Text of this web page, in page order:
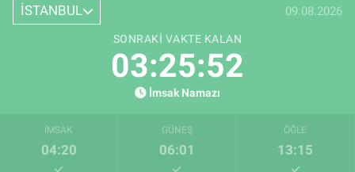
İSTANBUL 09.08.2026
SONRAKI VAKTE KALAN
03:25:52
İmsak Namazı
İMSAK
04:20
GÜNEŞ
06:01
ÖĞLE
13:15